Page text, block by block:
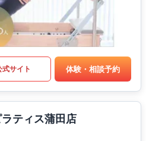
式サイト 体験・相談予約
ティス蒲田店